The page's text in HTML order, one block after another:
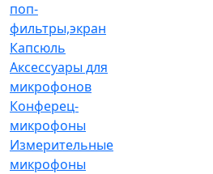
поп-
фильтры,экран
Капсюль
Аксессуары для
микрофонов
Конферец-
микрофоны
Измерительные
микрофоны